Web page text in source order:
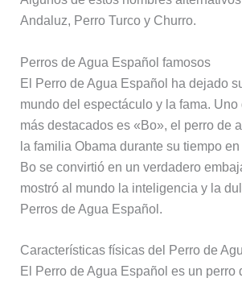
Andaluz, Perro Turco y Churro.
Perros de Agua Español famosos
El Perro de Agua Español ha dejado
mundo del espectáculo y la fama.
más destacados es «Bo», el perro de
la familia Obama durante su tiempo
Bo se convirtió en un verdadero
mostró al mundo la inteligencia y la
Perros de Agua Español.
Características físicas del Perro de
El Perro de Agua Español es un perro